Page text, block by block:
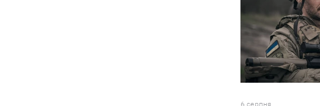
6 серпня